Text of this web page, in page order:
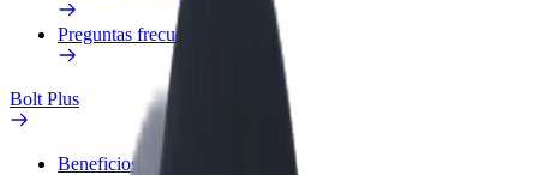
Preguntas frecuentes
Bolt Plus
Beneficios